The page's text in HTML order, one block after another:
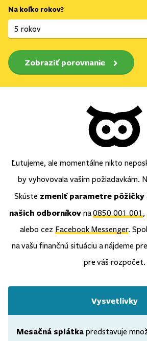
Na koľko rokov?
Zobraziť porovnanie
Ľutujeme, ale momentálne nikto
by vyhovovala vašim požiadavkám.
Skúste zmeniť parametre pôžičky
našich odborníkovna0850 001 001,
alebo cez Facebook Messenger.
na vašu finančnú situáciu a nájdeme
pre váš rozpočet.
Vysvetlivky
Mesačná splátka predstavuje